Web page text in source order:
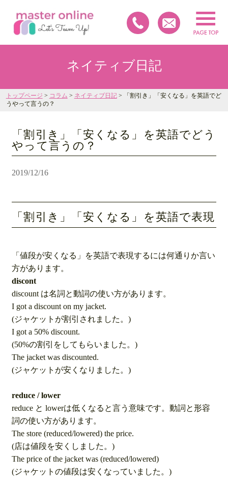
ネイティブ日記
トップページ > コラム > ネイティブ日記> 「割引き」「安くなる」を英語でど
うやって言うの？
「割引き」「安くなる」を英語でどう
やって言うの？
2019/12/16
「割引き」「安くなる」を英語で表現
「値段が安くなる」を英語で表現するには何通りか言い
方があります。
discont
discount は名詞と動詞の使い方があります。
I got a discount on my jacket.
(ジャケットが割引されました。)
I got a 50% discount.
(50%の割引をしてもらいました。)
The jacket was discounted.
(ジャケットが安くなりました。)
reduce / lower
reduce と lowerは低くなると言う意味です。動詞と形容
詞の使い方があります。
The store (reduced/lowered) the price.
(店は値段を安くしました。)
The price of the jacket was (reduced/lowered)
(ジャケットの値段は安くなっていました。)